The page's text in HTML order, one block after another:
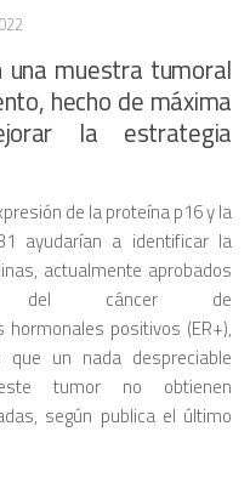
una muestra tumoral
hecho de máxima
la estrategia
de la proteína p16 y la
ayudarían a identificar la
actualmente aprobados
del cáncer de
positivos (ER+),
un nada despreciable
tumor no obtienen
según publica el último